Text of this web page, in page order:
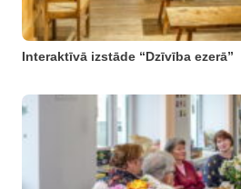
Interaktīvā izstāde “Dzīvība ezerā”